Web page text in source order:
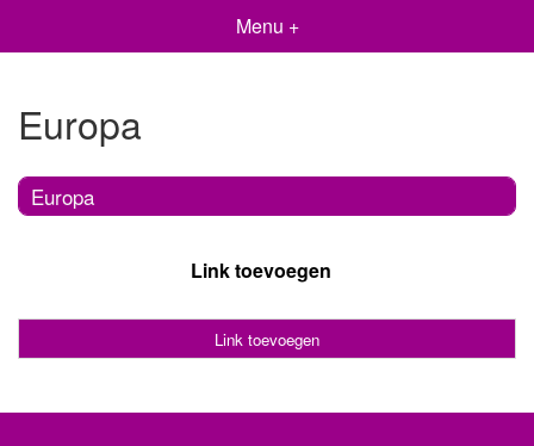
Menu +
Europa
Europa
Link toevoegen
Link toevoegen